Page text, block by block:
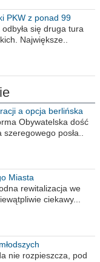
PKW z ponad 99
się druga tura
Największe..
a opcja berlińska
Obywatelska dość
posła..
Miasta
rewitalizacja we
ciekawy...
nie rozpieszcza, pod